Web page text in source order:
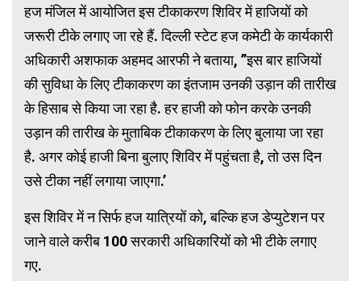
हज मंजिल में आयोजित इस टीकाकरण शिविर में हाजियों को
जरूरी टीके लगाए जा रहे हैं. दिल्ली स्टेट हज कमेटी के कार्यकारी
अधिकारी अशफाक अहमद आरफी ने बताया, ”इस बार हाजियों
की सुविधा के लिए टीकाकरण का इंतजाम उनकी उड़ान की तारीख
के हिसाब से किया जा रहा है. हर हाजी को फोन करके उनकी
उड़ान की तारीख के मुताबिक टीकाकरण के लिए बुलाया जा रहा
है. अगर कोई हाजी बिना बुलाए शिविर में पहुंचता है, तो उस दिन
उसे टीका नहीं लगाया जाएगा.’
इस शिविर में न सिर्फ हज यात्रियों को, बल्कि हज डेप्युटेशन पर
जाने वाले करीब 100 सरकारी अधिकारियों को भी टीके लगाए
गए.